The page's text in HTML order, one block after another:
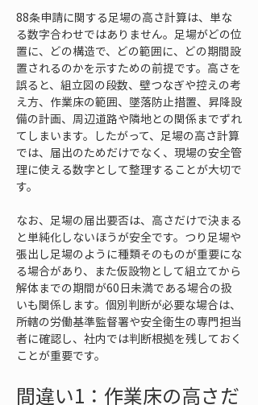
88条申請に関する足場の高さ計算は、単な
る数字合わせではありません。足場がどの位
置に、どの構造で、どの範囲に、どの期間設
置されるのかを示すための前提です。高さを
誤ると、組立図の段数、壁つなぎや控えの考
え方、作業床の範囲、墜落防止措置、昇降設
備の計画、周辺道路や隣地との関係までずれ
てしまいます。したがって、足場の高さ計算
では、届出のためだけでなく、現場の安全管
理に使える数字として整理することが大切で
す。
なお、足場の届出要否は、高さだけで決まる
と単純化しないほうが安全です。つり足場や
張出し足場のように種類そのものが重要にな
る場合があり、また仮設物として組立てから
解体までの期間が60日未満である場合の扱
いも関係します。個別判断が必要な場合は、
所轄の労働基準監督署や安全衛生の専門担当
者に確認し、社内では判断根拠を残しておく
ことが重要です。
間違い1：作業床の高さだ